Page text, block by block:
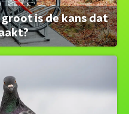
is de kans dat